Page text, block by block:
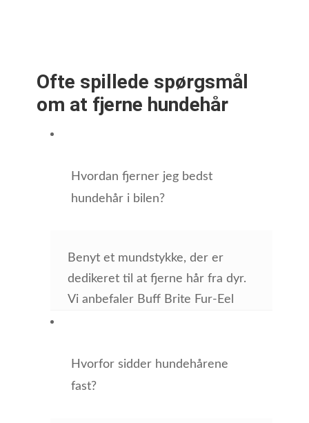
Ofte spillede spørgsmål
om at fjerne hundehår
Hvordan fjerner jeg bedst
hundehår i bilen?
Benyt et mundstykke, der er
dedikeret til at fjerne hår fra dyr.
Vi anbefaler Buff Brite Fur-Eel
Hvorfor sidder hundehårene
fast?